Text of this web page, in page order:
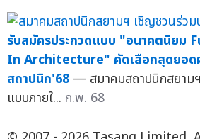
รับสมัครประกวดแบบ "อนาคตนิยม
In Architecture" คัดเลือกสุดยอดผ
สถาปนิก'68 — สมาคมสถาปนิกสยาม
แบบภายใ... ก.พ. 68